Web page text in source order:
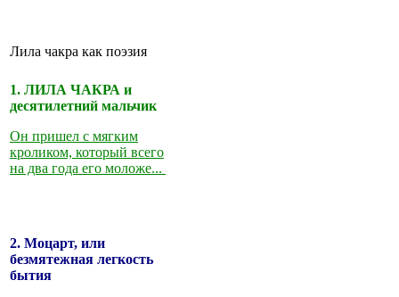
Лила чакра как поэзия
1. ЛИЛА ЧАКРА и
десятилетний мальчик
Он пришел с мягким
кроликом, который всего
на два года его моложе...
2. Моцарт, или
безмятежная легкость
бытия